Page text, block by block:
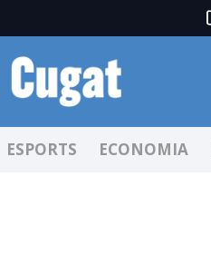
ESPORTS ECONOMIA